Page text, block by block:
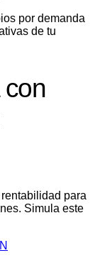
por demanda
de tu
con
para
Simula este